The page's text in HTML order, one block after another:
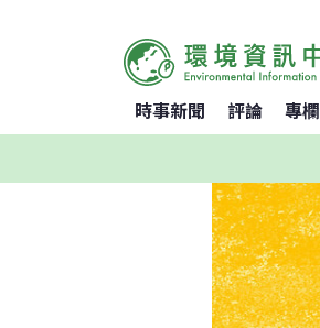
時事新聞 評論 專欄